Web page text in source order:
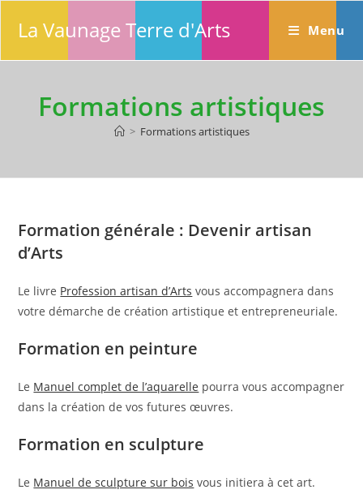
La Vaunage Terre d'Arts Menu
Formations artistiques
> Formations artistiques
Formation générale : Devenir artisan
d’Arts
Le livre Profession artisan d’Arts vous accompagnera dans
votre démarche de création artistique et entrepreneuriale.
Formation en peinture
Le Manuel complet de l’aquarelle pourra vous accompagner
dans la création de vos futures œuvres.
Formation en sculpture
Le Manuel de sculpture sur bois vous initiera à cet art.